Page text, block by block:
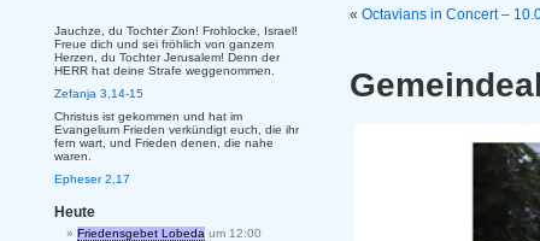
« Octavians in Concert –
Jauchze, du Tochter Zion! Frohlocke, Israel!
Freue dich und sei fröhlich von ganzem
Herzen, du Tochter Jerusalem! Denn der
HERR hat deine Strafe weggenommen.
Zefanja 3,14-15
Christus ist gekommen und hat im
Evangelium Frieden verkündigt euch, die ihr
fern wart, und Frieden denen, die nahe
waren.
Epheser 2,17
Heute
Friedensgebet Lobeda um 12:00